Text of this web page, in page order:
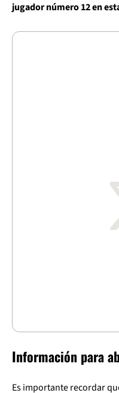
jugador número 12 en
Información para
Es importante recordar